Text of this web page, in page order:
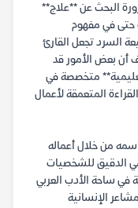
البحث عن **علاج**
حتى في مفهوم
السرد تجعل القارئ
أن بعض الأمور قد
متخصصة في
المتعمقة لأعمال
من خلال أعماله
الدقيق للشخصيات
في ساحة الأدب العربي
الإنسانية